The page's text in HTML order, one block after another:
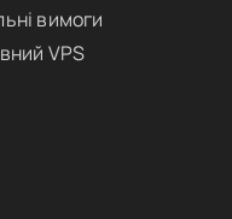
вимоги
VPS